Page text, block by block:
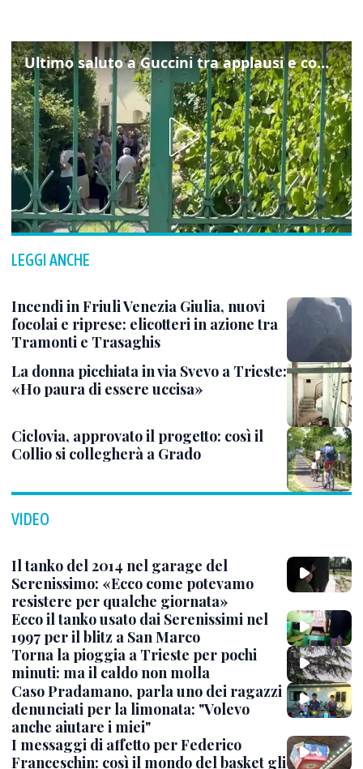
Ultimo saluto a Guccini tra applausi e commozione a Pavana
LEGGI ANCHE
Incendi in Friuli Venezia Giulia, nuovi
focolai e riprese: elicotteri in azione tra
Tramonti e Trasaghis
La donna picchiata in via Svevo a Trieste:
«Ho paura di essere uccisa»
Ciclovia, approvato il progetto: così il
Collio si collegherà a Grado
VIDEO
Il tanko del 2014 nel garage del
Serenissimo: «Ecco come potevamo
resistere per qualche giornata»
Ecco il tanko usato dai Serenissimi nel
1997 per il blitz a San Marco
Torna la pioggia a Trieste per pochi
minuti: ma il caldo non molla
Caso Pradamano, parla uno dei ragazzi
denunciati per la limonata: "Volevo
anche aiutare i miei"
I messaggi di affetto per Federico
Franceschin: così il mondo del basket gli